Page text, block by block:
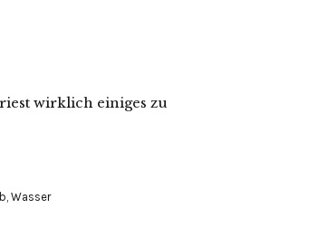
wirklich einiges zu
, Wasser